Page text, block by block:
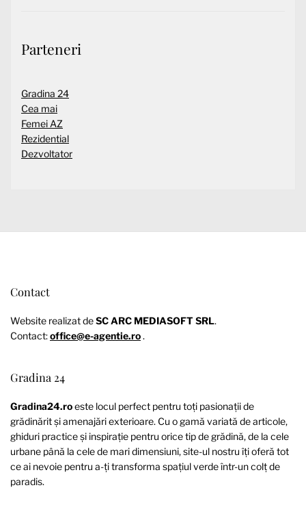
Parteneri
Gradina 24
Cea mai
Femei AZ
Rezidential
Dezvoltator
Contact
Website realizat deSC ARC MEDIASOFT SRL.
Contact:office@e-agentie.ro.
Gradina 24
Gradina24.roeste locul perfect pentru toți pasionații de
grădinărit și amenajări exterioare. Cu o gamă variată de articole,
ghiduri practice și inspirație pentru orice tip de grădină, de la cele
urbane până la cele de mari dimensiuni, site-ul nostru îți oferă tot
ce ai nevoie pentru a-ți transforma spațiul verde într-un colț de
paradis.